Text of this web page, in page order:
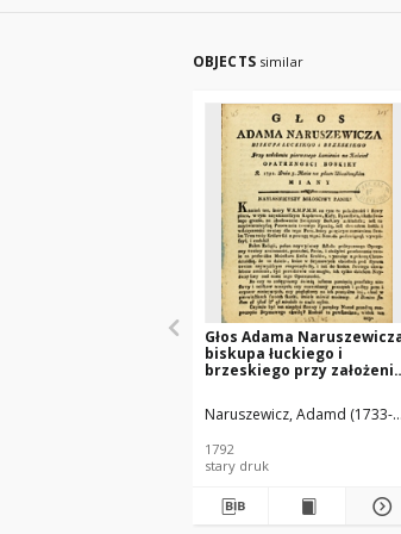
OBJECTS similar
Głos Adama
biskupa łuckiego i
brzeskiego przy
Kościół Opatrznosci
Boskiey r. 1792 dnia 3 maia
miany
Naruszewicz, Adamd (1733-
1792
stary druk